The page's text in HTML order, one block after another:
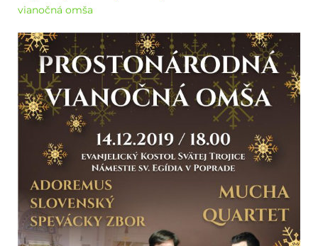
vianočná omša